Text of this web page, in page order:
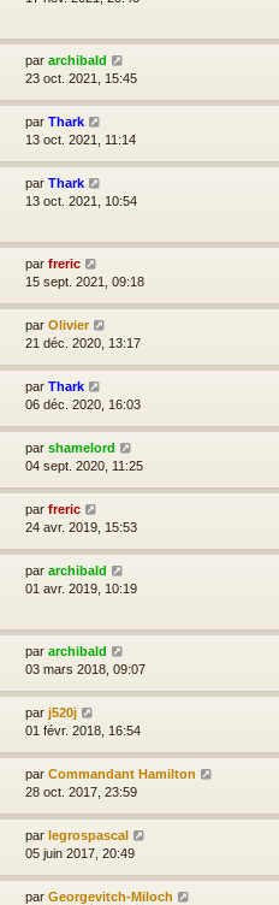
par archibald
23 oct. 2021, 15:45
par Thark
13 oct. 2021, 11:14
par Thark
13 oct. 2021, 10:54
par freric
15 sept. 2021, 09:18
par Olivier
21 déc. 2020, 13:17
par Thark
06 déc. 2020, 16:03
par shamelord
04 sept. 2020, 11:25
par freric
24 avr. 2019, 15:53
par archibald
01 avr. 2019, 10:19
par archibald
03 mars 2018, 09:07
par j520j
01 févr. 2018, 16:54
par Commandant Hamilton
28 oct. 2017, 23:59
par legrospascal
05 juin 2017, 20:49
par Georgevitch-Miloch